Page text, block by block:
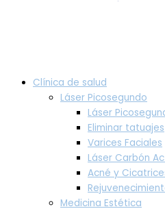
Clínica de salud
Láser Picosegundo
Láser
Eliminar tatuajes
Varices Faciales
Láser Carbón
Acné y
Medicina Estética